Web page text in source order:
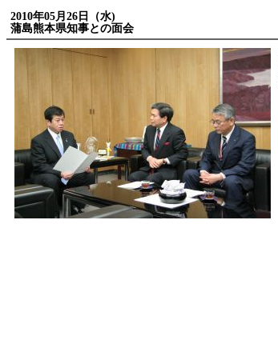
2010年05月26日（水)
蒲島熊本県知事との面会